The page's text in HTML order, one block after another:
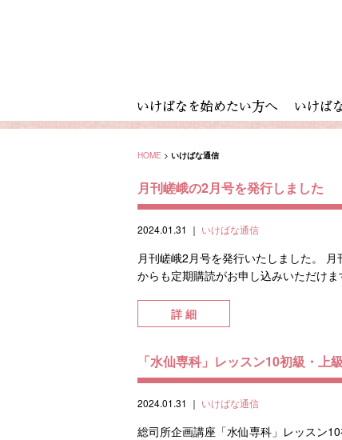
HOME > いけばな通信
月刊嵯峨の2月号を発行しました
2024.01.31 ｜ いけばな通信
月刊嵯峨2月号を発行いたしました。
からも定期購読がお申し込みいただけ
詳 細
「水仙専科」レッスン10初級・上
2024.01.31 ｜ いけばな通信
総司所企画講座「水仙専科」レッスン